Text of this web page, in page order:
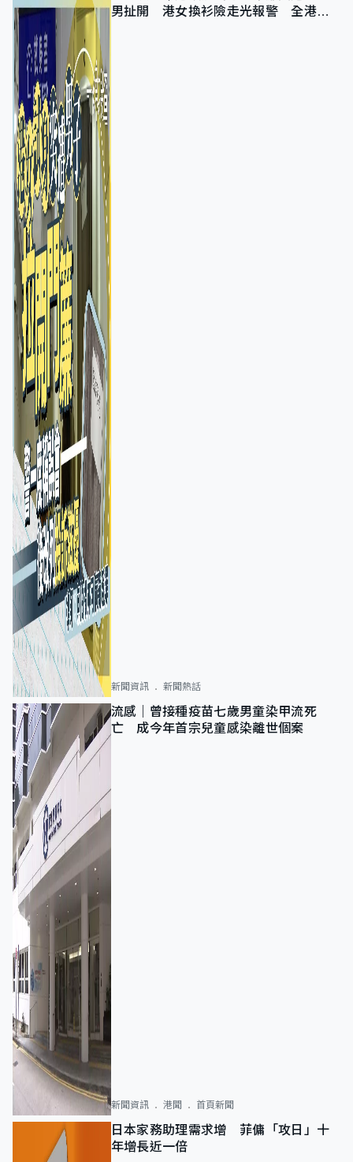
男扯開 港女換衫險走光報警 全港分
新聞資訊 新聞熱話
流感｜曾接種疫苗七歲男童染甲流死
亡 成今年首宗兒童感染離世個案
新聞資訊 港聞 首頁新聞
日本家務助理需求增 菲傭「攻日」十
年增長近一倍